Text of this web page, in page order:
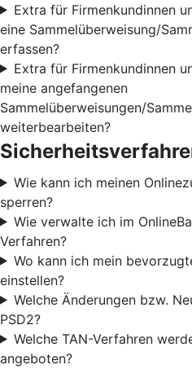
Extra für Firmenkundinnen
eine Sammelüberweisung/
erfassen?
Extra für Firmenkundinnen
meine angefangenen
Sammelüberweisungen/
weiterbearbeiten?
Wie kann ich meinen
sperren?
Wie verwalte ich im
Verfahren?
Wo kann ich mein
einstellen?
Welche Änderungen bzw.
PSD2?
Welche TAN-Verfahren
angeboten?